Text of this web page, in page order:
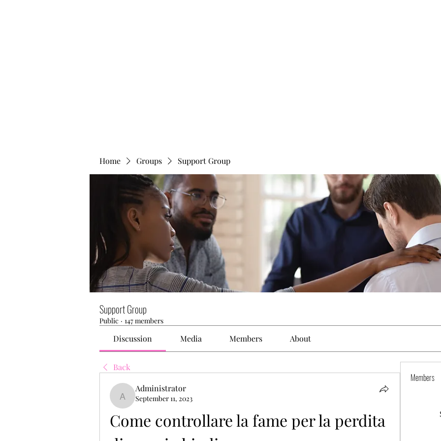
Home Groups Support Group
Support Group
Public · 147 members
Discussion Media Members About
Back
Administrator
Administrator
September 11, 2023
Come controllare la fame per la perdita
Members